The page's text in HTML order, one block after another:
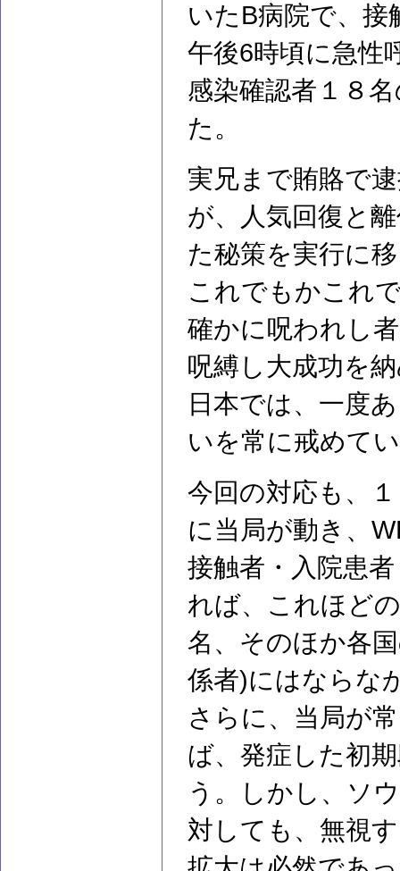
いたB病院で、
午後6時頃に急性
感染確認者１８
た。
実兄まで賄賂で
が、人気回復と
た秘策を実行に
これでもかこれ
確かに呪われし
呪縛し大成功を
日本では、一度
いを常に戒めて
今回の対応も、
に当局が動き、
接触者・入院患
れば、これほど
名、そのほか各
係者)にはならな
さらに、当局が
ば、発症した初
う。しかし、ソ
対しても、無視